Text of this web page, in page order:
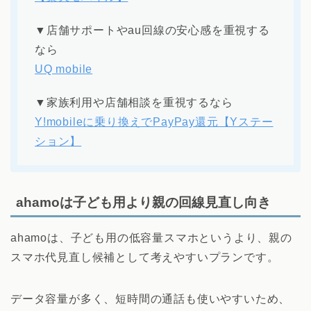
▼店舗サポートやau回線の安心感を重視する
なら
UQ mobile
▼家族利用や店舗相談を重視するなら
Y!mobileに乗り換えでPayPay還元【Yステー
ション】
ahamoは子ども用より親の回線見直し向き
ahamoは、子ども用の低容量スマホというより、親の
スマホ代見直し候補として考えやすいプランです。
データ容量が多く、短時間の通話も使いやすいため、